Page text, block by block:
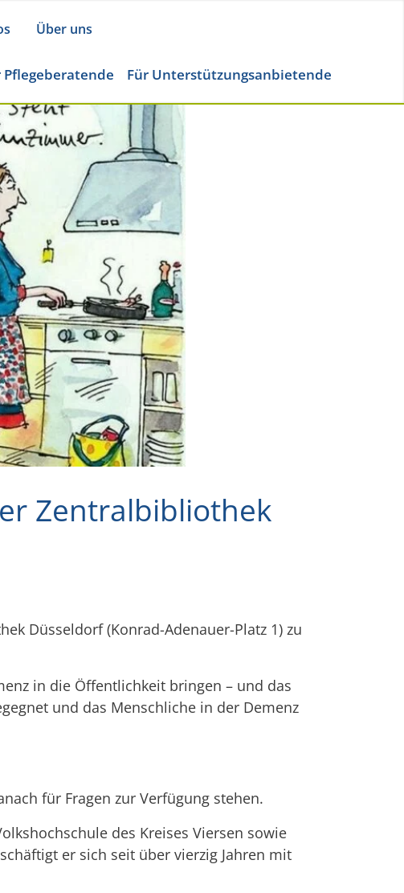
Über uns
Pflegeberatende Für Unterstützungsanbietende
Zentralbibliothek
Düsseldorf (Konrad-Adenauer-Platz 1) zu
in die Öffentlichkeit bringen – und das
und das Menschliche in der Demenz
für Fragen zur Verfügung stehen.
des Kreises Viersen sowie
er sich seit über vierzig Jahren mit